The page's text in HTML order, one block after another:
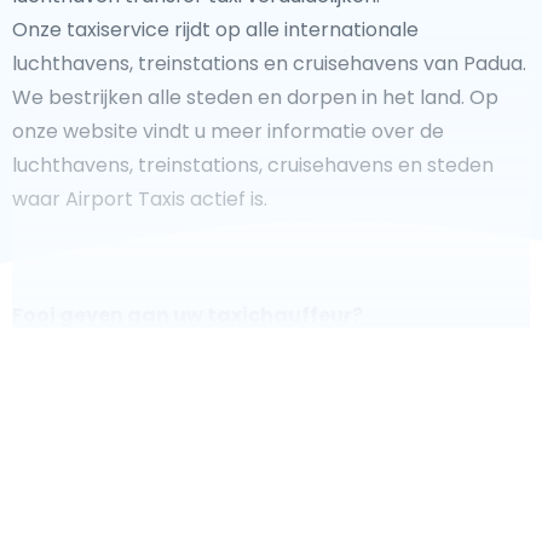
Onze taxiservice rijdt op alle internationale
luchthavens, treinstations en cruisehavens van Padua.
We bestrijken alle steden en dorpen in het land. Op
onze website vindt u meer informatie over de
luchthavens, treinstations, cruisehavens en steden
waar Airport Taxis actief is.